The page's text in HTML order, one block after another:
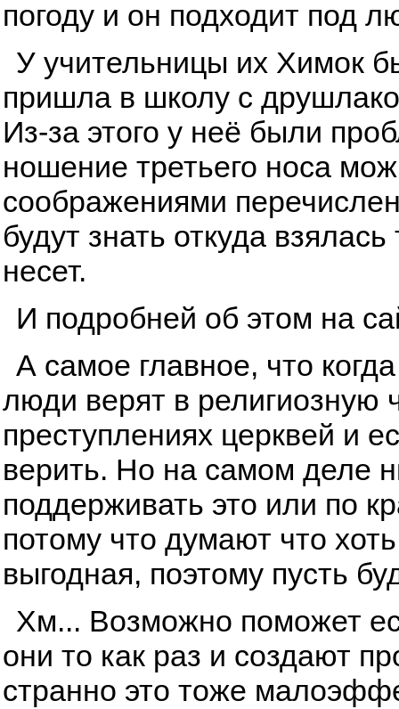
погоду и он подходит под
У учительницы их Химок
пришла в школу с
Из-за этого у неё были
ношение третьего носа
соображениями
будут знать откуда
несет.
И подробней об этом на
А самое главное, что
люди верят в религиозную
преступлениях церквей и
верить. Но на самом деле
поддерживать это или по
потому что думают что
выгодная, поэтому пусть
Хм... Возможно поможет
они то как раз и создают
странно это тоже